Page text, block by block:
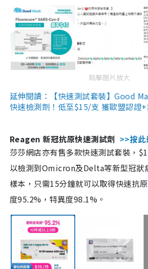
點擊圖片放大
延伸閱讀：【快速測試套裝】Good
快速檢測劑！低至$15/支 獲歐盟認證
Reagen 新冠抗原快速測試劑 >>按
莎莎網店亦有售多款快速測試套裝，
以檢測到Omicron及Delta等新型冠狀
樣本，只需15分鐘就可以取得快速抗
度95.2%，特異度98.1%。